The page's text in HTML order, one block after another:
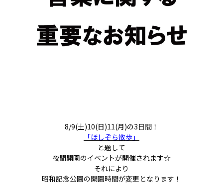
8/9(土)10(日)11(月)の3日間！
「ほしぞら散歩」
と題して
夜間開園のイベントが開催されます☆
それにより
昭和記念公園の開園時間が変更となります！